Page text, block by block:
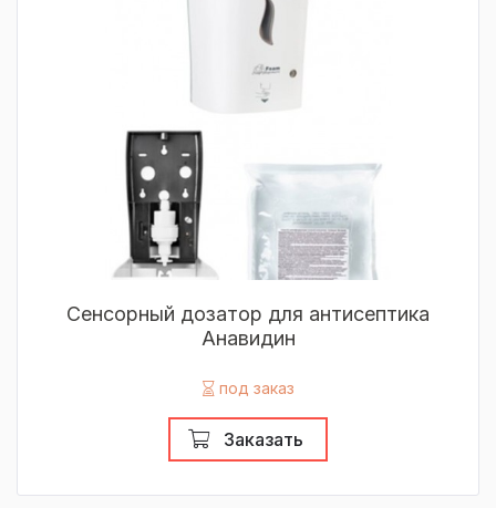
Сенсорный дозатор для антисептика
Анавидин
под заказ
Заказать